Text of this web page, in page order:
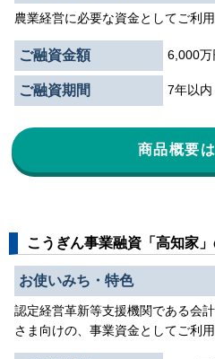
農業経営に必要な資金としてご利用
ご融資金額 6,000万
ご融資期間 7年以内
商品概要
こうぎん事業融資「高知家
お使いみち・特色
認定経営革新等支援機関である会
さま向けの、事業資金としてご利